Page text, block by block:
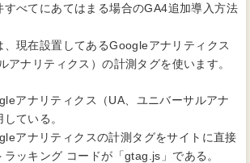
すべてにあてはまる場合のGA4追加導入方法
、現在設置してあるGoogleアナリティクス
アナリティクス）の計測タグを使います。
アナリティクス（UA、ユニバーサルアナ
ている。
アナリティクスの計測タグをサイトに直接
ッキング コードが「gtag.js」である。